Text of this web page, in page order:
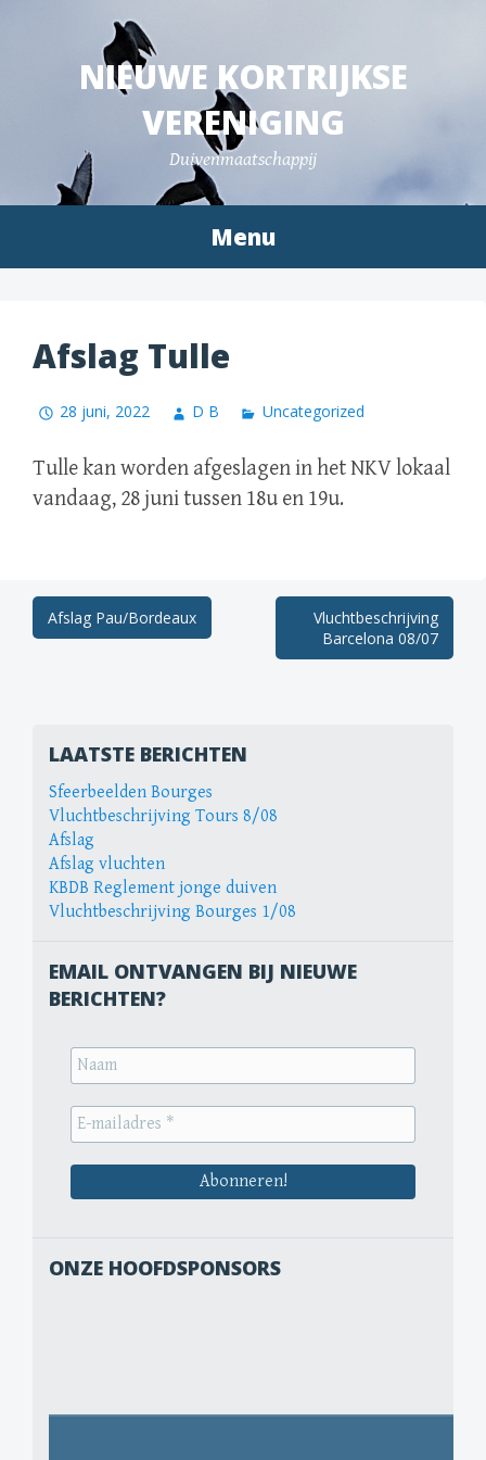
NIEUWE KORTRIJKSE
VERENIGING
Duivenmaatschappij
Menu
Afslag Tulle
28 juni, 2022 D B Uncategorized
Tulle kan worden afgeslagen in het NKV lokaal
vandaag, 28 juni tussen 18u en 19u.
Berichtnavigatie
Afslag Pau/Bordeaux
Vluchtbeschrijving
Barcelona 08/07
LAATSTE BERICHTEN
Sfeerbeelden Bourges
Vluchtbeschrijving Tours 8/08
Afslag
Afslag vluchten
KBDB Reglement jonge duiven
Vluchtbeschrijving Bourges 1/08
EMAIL ONTVANGEN BIJ NIEUWE
BERICHTEN?
ONZE HOOFDSPONSORS